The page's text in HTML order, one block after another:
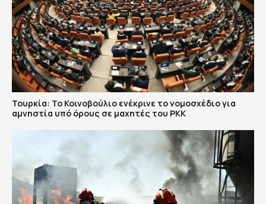
Τουρκία: Το Κοινοβούλιο ενέκρινε το νομοσχέδιο για
αμνηστία υπό όρους σε μαχητές του PKK